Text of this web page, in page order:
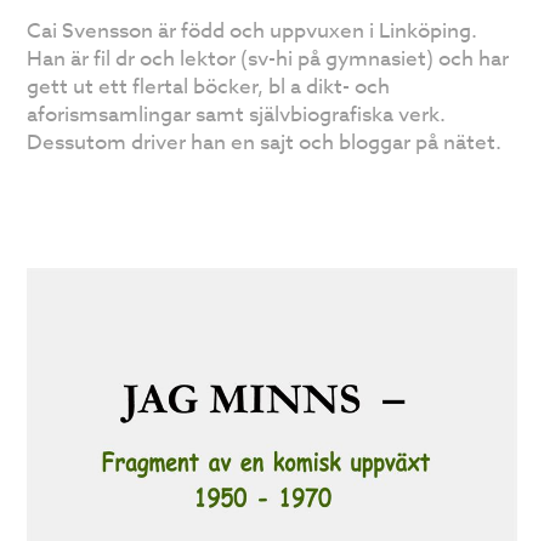
Cai Svensson är född och uppvuxen i Linköping.
Han är fil dr och lektor (sv-hi på gymnasiet) och har
gett ut ett flertal böcker, bl a dikt- och
aforismsamlingar samt självbiografiska verk.
Dessutom driver han en sajt och bloggar på nätet.